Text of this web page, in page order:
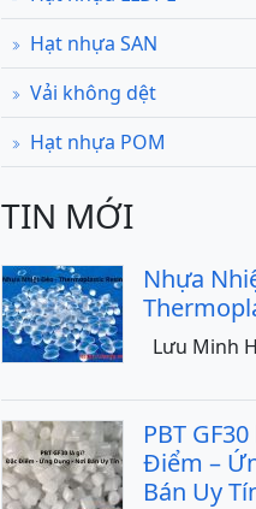
Hạt nhựa SAN
Vải không dệt
Hạt nhựa POM
TIN MỚI
Nhựa
Lưu Minh
PBT
Điểm –
Bán Uy